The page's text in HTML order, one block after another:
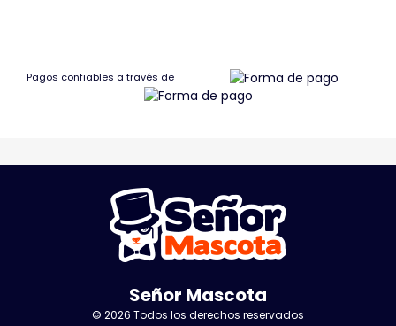
Pagos confiables a través de
Señor Mascota
© 2026 Todos los derechos reservados